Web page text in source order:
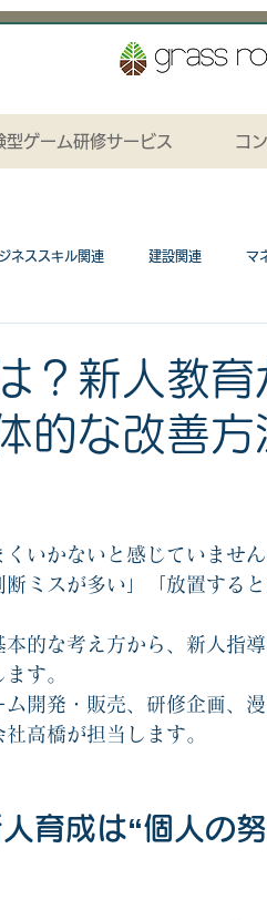
型ゲーム研修サービス コ
ネススキル関連 建設関連 マ
関連 工場関連 コンプライア
ッセンシャル関連
？新人教
的な改善方
いかないと感じていません
断ミスが多い」「放置する
的な考え方から、新人指
す。
開発・販売、研修企画、
高橋が担当します。
育成は“個人の